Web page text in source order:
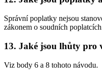
Správní poplatky nejsou
zákonem o soudních
13. Jaké jsou lhůty pro
Viz body 6 a 8 tohoto návodu.